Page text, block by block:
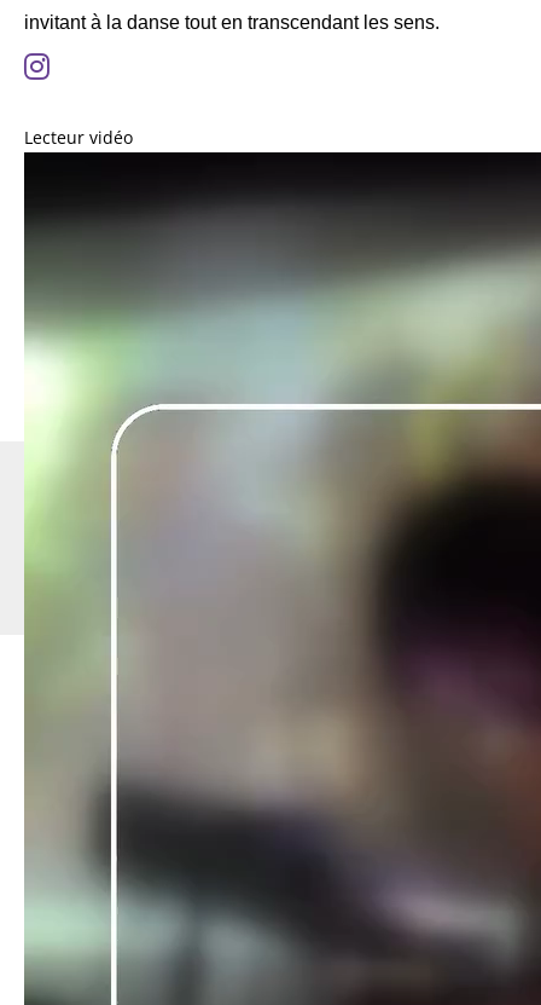
invitant à la danse tout en transcendant les sens.
Lecteur vidéo